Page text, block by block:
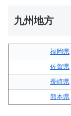
九州地方
福岡県
佐賀県
長崎県
熊本県